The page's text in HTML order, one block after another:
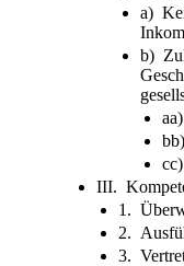
a)
b)
III.
1.
2.
3.